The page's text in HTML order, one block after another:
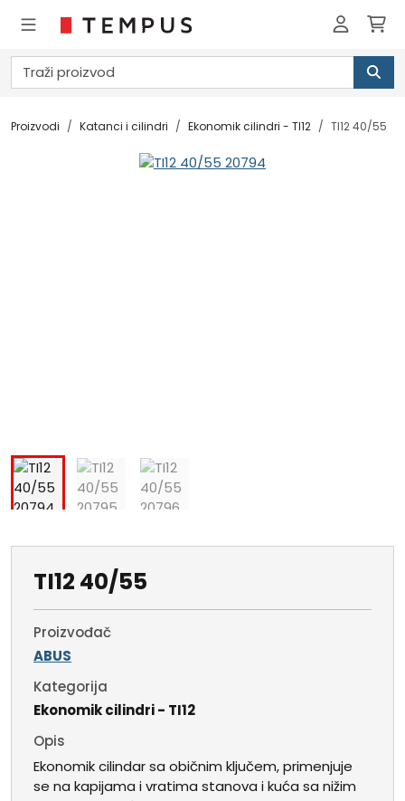
Proizvodi Katanci i cilindri Ekonomik cilindri - TI12 TI12 40/55
TI12 40/55
Proizvođač
ABUS
Kategorija
Ekonomik cilindri - TI12
Opis
Ekonomik cilindar sa običnim ključem, primenjuje
se na kapijama i vratima stanova i kuća sa nižim